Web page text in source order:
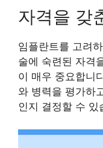
자격을 갖
임플란트를 고려
술에 숙련된 자격
이 매우 중요합니
와 병력을 평가하
인지 결정할 수 있